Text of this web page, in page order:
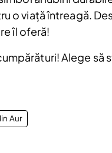
o viață întreagă.
îl oferă!
Alege să
Aur